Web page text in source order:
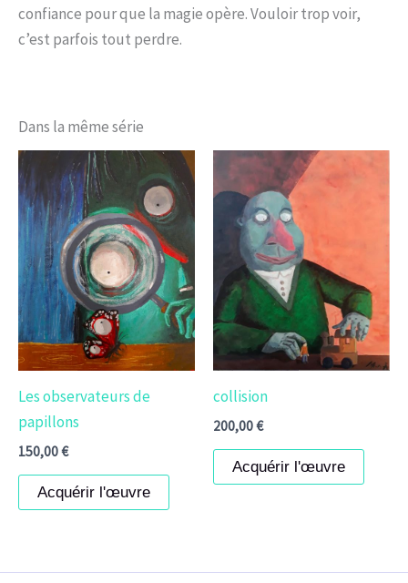
confiance pour que la magie opère. Vouloir trop voir,
c’est parfois tout perdre.
Dans la même série
Les observateurs de
papillons
150,00€
Acquérir l'œuvre
collision
200,00€
Acquérir l'œuvre